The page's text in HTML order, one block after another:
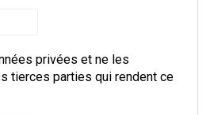
privées et ne les
tierces parties qui rendent ce